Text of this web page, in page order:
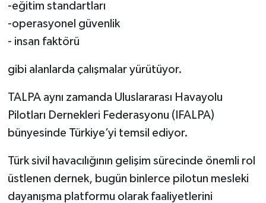
-eğitim standartları
-operasyonel güvenlik
- insan faktörü
gibi alanlarda çalışmalar yürütüyor.
TALPA aynı zamanda Uluslararası Havayolu
Pilotları Dernekleri Federasyonu (IFALPA)
bünyesinde Türkiye’yi temsil ediyor.
Türk sivil havacılığının gelişim sürecinde önemli rol
üstlenen dernek, bugün binlerce pilotun mesleki
dayanışma platformu olarak faaliyetlerini